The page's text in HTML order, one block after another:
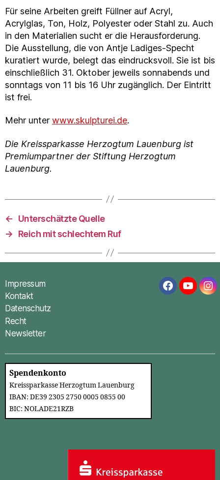
Für seine Arbeiten greift Füllner auf Acryl,
Acrylglas, Ton, Holz, Polyester oder Stahl zu. Auch
in den Materialien sucht er die Herausforderung.
Die Ausstellung, die von Antje Ladiges-Specht
kuratiert wurde, belegt das eindrucksvoll. Sie ist bis
einschließlich 31. Oktober jeweils sonnabends und
sonntags von 11 bis 16 Uhr zugänglich. Der Eintritt
ist frei.
Mehr unter www.skulpturei.de.
Die Kreissparkasse Herzogtum Lauenburg ist
Premiumpartner der Stiftung Herzogtum
Lauenburg.
←
Unterschätzte Quelle
→
Reich mit schlechtem Ruf
Impressum
Kontakt
Datenschutz
Recht
Newsletter
Facebook
Spendenkonto
Kreissparkasse Herzogtum Lauenburg
IBAN: DE39 2305 2750 0005 0855 00
BIC: NOLADE21RZB